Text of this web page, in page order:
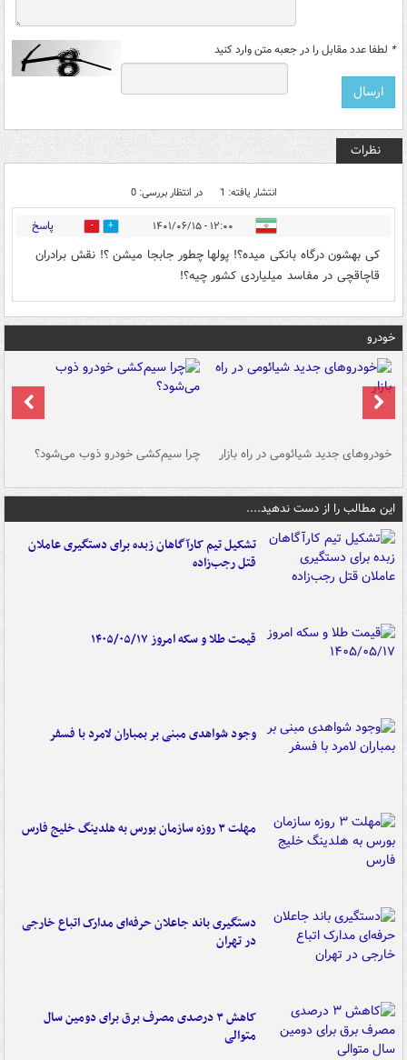
* لطفا عدد مقابل را در جعبه متن وارد کنید
نظرات
انتشار یافته: 1 در انتظار بررسی: 0
۱۲:۰۰ - ۱۴۰۱/۰۶/۱۵ 0 پاسخ
کی بهشون درگاه بانکی میده؟! پولها چطور جابجا میشن ؟! نقش برادران
قاچاقچی در مفاسد میلیاردی کشور چیه؟!
خودرو
خودروهای جدید شیائومی در راه بازار چرا سیم‌کشی خودرو ذوب می‌شود؟
این مطالب را از دست ندهید....
تشکیل تیم کارآگاهان زبده برای دستگیری عاملان
قتل رجب‌زاده
قیمت طلا و سکه امروز ۱۴۰۵/۰۵/۱۷
وجود شواهدی مبنی بر بمباران لامرد با فسفر
مهلت ۳ روزه سازمان بورس به هلدینگ خلیج فارس
دستگیری باند جاعلان حرفه‌ای مدارک اتباع خارجی
در تهران
کاهش ۳ درصدی مصرف برق برای دومین سال
متوالی